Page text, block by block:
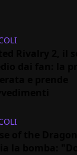
Rivalry 2, il
dai fan: la
of the
la bomba: